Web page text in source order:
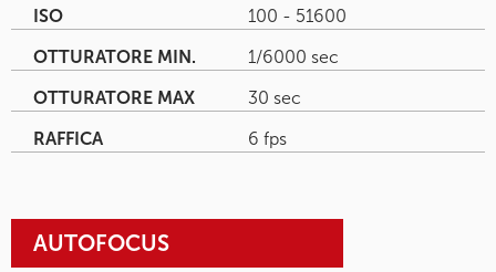
ISO
100 - 51600
OTTURATORE MIN.
1/6000 sec
OTTURATORE MAX
30 sec
RAFFICA
6 fps
AUTOFOCUS